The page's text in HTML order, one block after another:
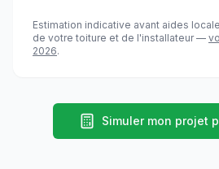
Estimation indicative avant aides
de votre toiture et de l'installateur —
2026.
Simuler mon projet